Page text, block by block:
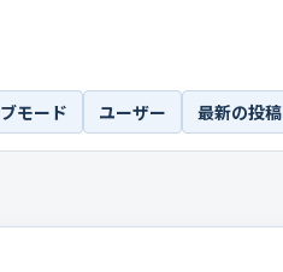
モード ユーザー 最新の投稿